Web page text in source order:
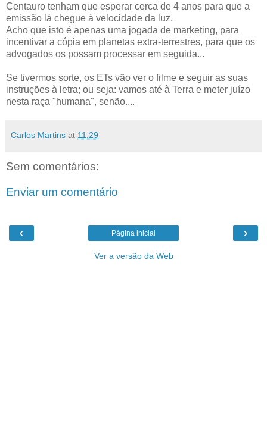
Centauro tenham que esperar cerca de 4 anos para que a
emissão lá chegue à velocidade da luz.
Acho que isto é apenas uma jogada de marketing, para
incentivar a cópia em planetas extra-terrestres, para que os
advogados os possam processar em seguida...
Se tivermos sorte, os ETs vão ver o filme e seguir as suas
instruções à letra; ou seja: vamos até à Terra e meter juízo
nesta raça "humana", senão....
Carlos Martins at 11:29
Sem comentários:
Enviar um comentário
‹ ›
Página inicial
Ver a versão da Web